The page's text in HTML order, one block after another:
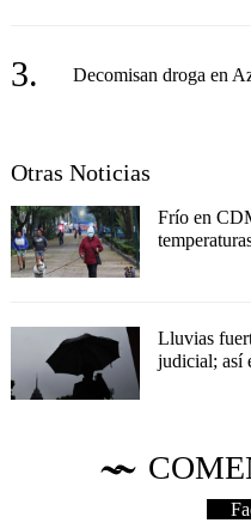
3. Decomisan droga en
Otras Noticias
Frío en
Lluvias
judicial; así